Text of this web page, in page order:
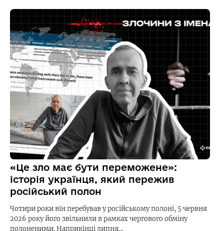
«Це зло має бути переможене»:
історія українця, який пережив
російський полон
Чотири роки він перебував у російському полоні, 5 червня
2026 року його звільнили в рамках чергового обміну
полоненими. Наприкінці липня…